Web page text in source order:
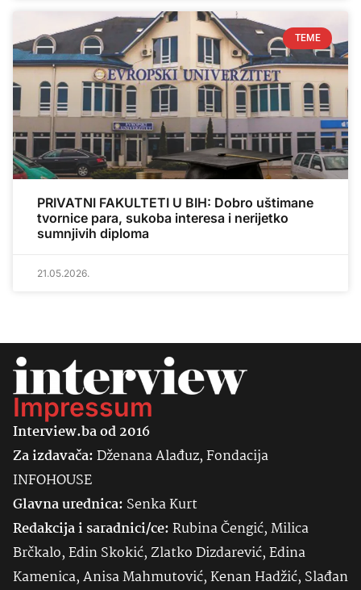
TEME
PRIVATNI FAKULTETI U BIH: Dobro uštimane
tvornice para, sukoba interesa i nerijetko
sumnjivih diploma
21.05.2026.
Impressum
Interview.ba od 2016
Za izdavača:Dženana Alađuz, Fondacija
INFOHOUSE
Glavna urednica: SenkaKurt
Redakcija i saradnici/ce:Rubina Čengić, Milica
Brčkalo, Edin Skokić, Zlatko Dizdarević, Edina
Kamenica, Anisa Mahmutović, Kenan Hadžić, Slađan